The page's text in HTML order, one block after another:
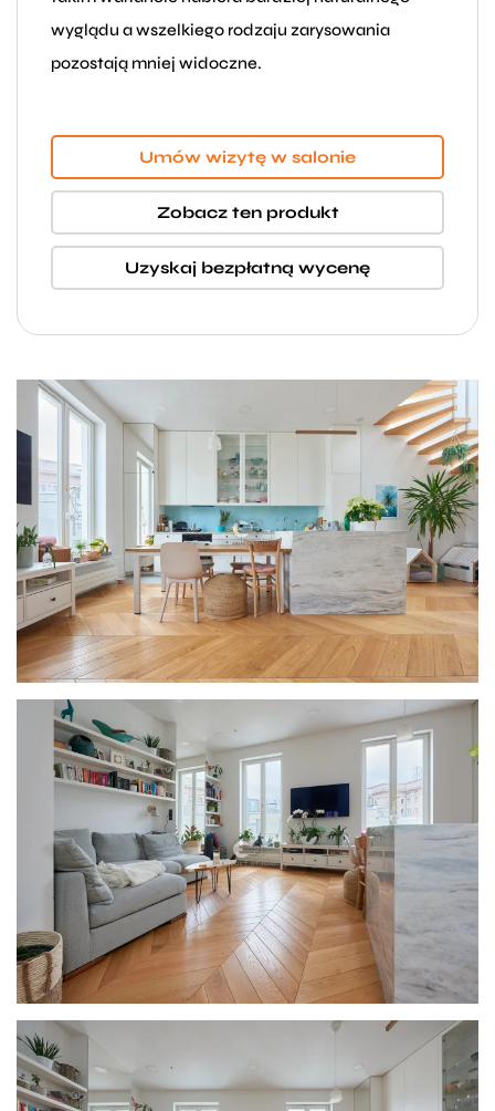
wyglądu a wszelkiego rodzaju zarysowania
pozostają mniej widoczne.
Umów wizytę w salonie
Zobacz ten produkt
Uzyskaj bezpłatną wycenę